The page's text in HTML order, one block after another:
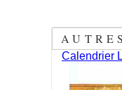
Calendrier